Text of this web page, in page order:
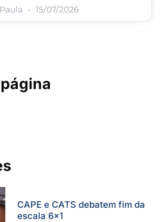
15/07/2026
CAPE e CATS debatem fim da
escala 6×1